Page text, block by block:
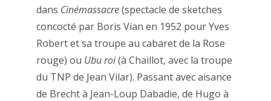
dans Cinémassacre(spectacle de sketches
concocté par Boris Vian en 1952 pour Yves
Robert et sa troupe au cabaret de la Rose
rouge) ou Ubu roi(à Chaillot, avec la troupe
du TNP de Jean Vilar). Passant avec aisance
de Brecht à Jean-Loup Dabadie, de Hugo à